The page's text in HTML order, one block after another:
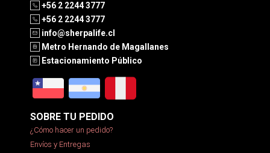
+56 2 2244 3777
+56 2 2244 3777
info@sherpalife.cl
Metro Hernando de Magallanes
Estacionamiento Público
SOBRE TU PEDIDO
¿Cómo hacer un pedido?
Envíos y Entregas